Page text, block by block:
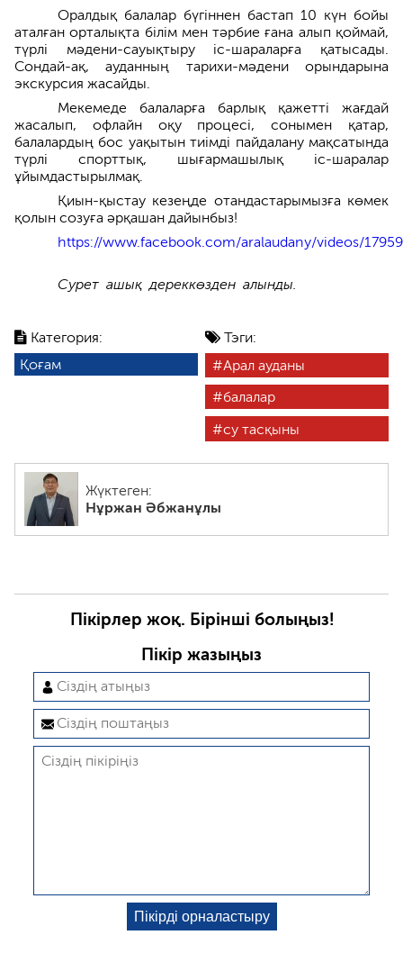
Категория:
Қоғам
Тэги:
Арал ауданы
балалар
су тасқыны
Жүктеген:
Нұржан Әбжанұлы
Оралдық балалар бүгіннен бастап 10 күн бойы
аталған орталықта білім мен тәрбие ғана алып қоймай,
түрлі мәдени-сауықтыру іс-шараларға қатысады.
Сондай-ақ, ауданның тарихи-мәдени орындарына
экскурсия жасайды.
Мекемеде балаларға барлық қажетті жағдай
жасалып, офлайн оқу процесі, сонымен қатар,
балалардың бос уақытын тиімді пайдалану мақсатында
түрлі спорттық, шығармашылық іс-шаралар
ұйымдастырылмақ.
Қиын-қыстау кезеңде отандастарымызға көмек
қолын созуға әрқашан дайынбыз!
https://www.facebook.com/aralaudany/videos/
Сурет ашық дереккөзден алынды.
Пікірлер жоқ. Бірінші болыңыз!
Пікір жазыңыз